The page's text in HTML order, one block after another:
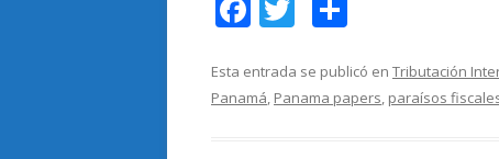
e
b
itt
er
m
p
Esta entrada se publicó en Tributación
Panamá, Panama papers, paraísos